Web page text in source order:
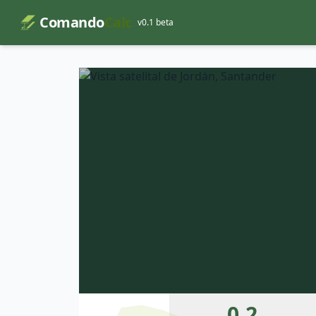
ComandoCalc v0.1 beta